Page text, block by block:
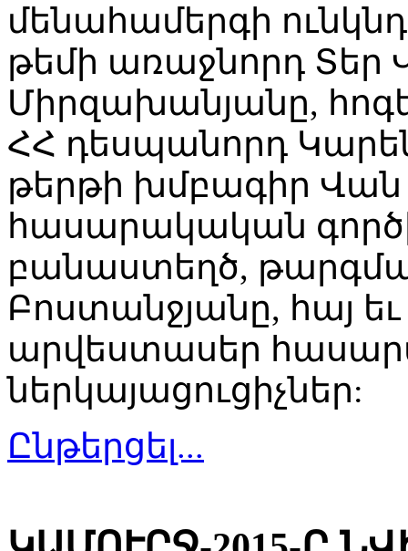
մենահամերգի
թեմի առաջնորդ Տեր
Միրզախանյանը,
ՀՀ դեսպանորդ
թերթի խմբագիր Վան
հասարակական
բանաստեղծ,
Բոստանջյանը, հայ
արվեստասեր
ներկայացուցիչներ:
Ընթերցել...